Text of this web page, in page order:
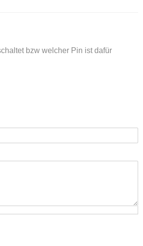
bzw welcher Pin ist dafür